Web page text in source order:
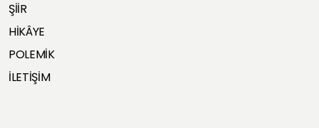
ŞİİR
HİKÂYE
POLEMİK
İLETİŞİM